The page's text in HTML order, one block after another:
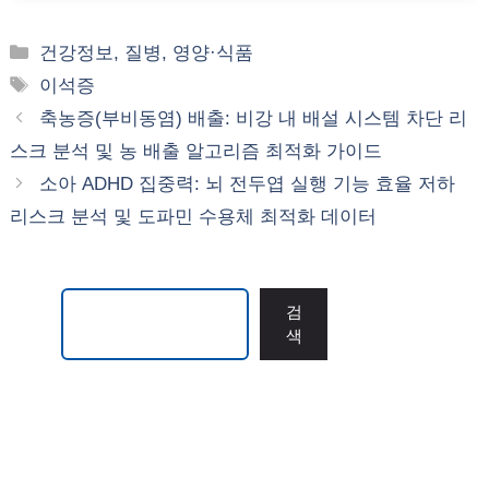
카
테
리
건강정보, 질병, 영양·식품
태
그
이석증
축농증(부비동염) 배출: 비강 내 배설 시스템 차단 리
스크 분석 및 농 배출 알고리즘 최적화 가이드
소아 ADHD 집중력: 뇌 전두엽 실행 기능 효율 저하
리스크 분석 및 도파민 수용체 최적화 데이터
검
색